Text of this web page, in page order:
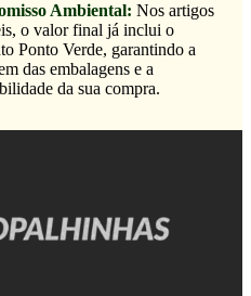
Ambiental: Nos artigos
o valor final já inclui o
Ponto Verde, garantindo a
das embalagens e a
da sua compra.